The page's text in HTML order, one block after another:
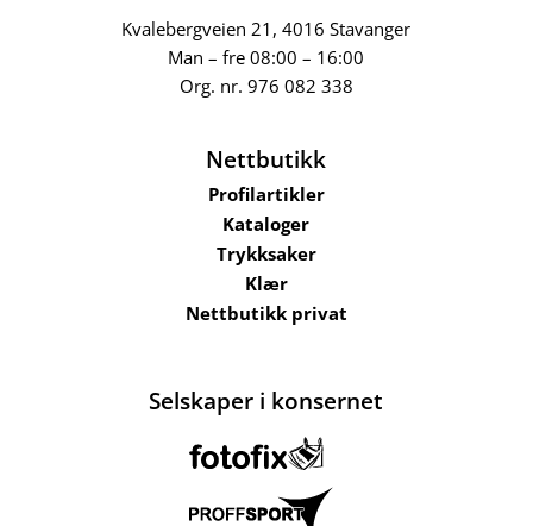
Kvalebergveien 21 , 4016 Stavanger
Man – fre 08:00 – 16:00
Org. nr. 976 082 338
Nettbutikk
Profilartikler
Kataloger
Trykksaker
Klær
Nettbutikk privat
Selskaper i konsernet